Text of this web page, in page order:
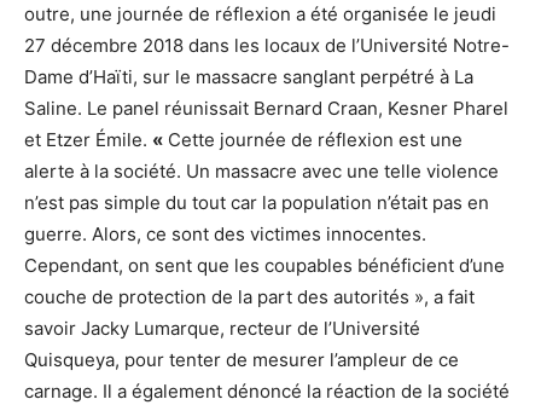
outre, une journée de réflexion a été organisée le jeudi
27 décembre 2018 dans les locaux de l’Université Notre-
Dame d’Haïti, sur le massacre sanglant perpétré à La
Saline. Le panel réunissait Bernard Craan, Kesner Pharel
et Etzer Émile. « Cette journée de réflexion est une
alerte à la société. Un massacre avec une telle violence
n’est pas simple du tout car la population n’était pas en
guerre. Alors, ce sont des victimes innocentes.
Cependant, on sent que les coupables bénéficient d’une
couche de protection de la part des autorités », a fait
savoir Jacky Lumarque, recteur de l’Université
Quisqueya, pour tenter de mesurer l’ampleur de ce
carnage. Il a également dénoncé la réaction de la société